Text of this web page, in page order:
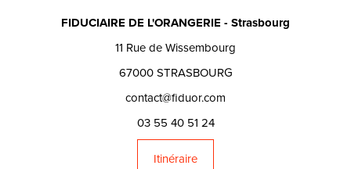
FIDUCIAIRE DE L'ORANGERIE - Strasbourg
11 Rue de Wissembourg
67000 STRASBOURG
contact@fiduor.com
03 55 40 51 24
Itinéraire